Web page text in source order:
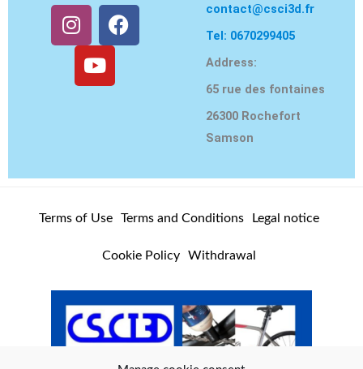
I
n
s
m
F
a
Y
u
T
contact@csci3d.fr
Tel: 0670299405
Address:
65 rue des fontaines
26300 Rochefort
Samson
Terms of Use Terms and Conditions Legal notice
Cookie Policy Withdrawal